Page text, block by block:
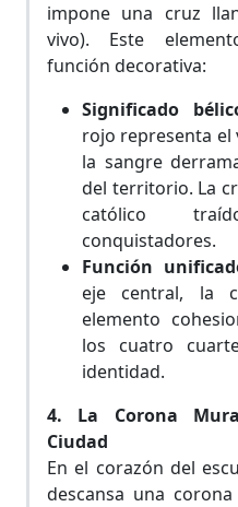
impone una cruz
vivo). Este
función decorativa:
Significado
rojo representa el
la sangre
del territorio. La
católico
conquistadores.
Función
eje central, la
elemento
los cuatro
identidad.
4. La Corona
Ciudad
En el corazón del
descansa una